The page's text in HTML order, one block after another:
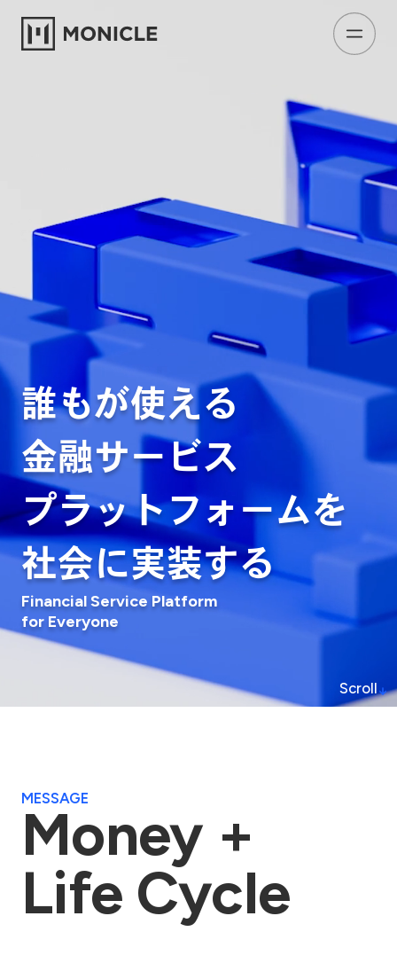
誰もが使える
金融サービス
プラットフォームを
社会に実装する
Financial Service Platform
for Everyone
Scroll
MESSAGE
Money +
Life Cycle